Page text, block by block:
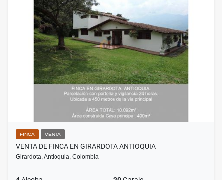
FINCA VENTA
VENTA DE FINCA EN GIRARDOTA ANTIOQUIA
Girardota, Antioquia, Colombia